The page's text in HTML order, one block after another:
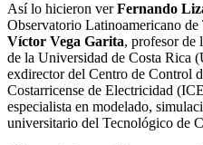
Así lo hicieron verFernando
Observatorio Latinoamericano
Víctor Vega Garita, profesor de
de la Universidad de Costa Rica
exdirector del Centro de Control
Costarricense de Electricidad
especialista en modelado,
universitario del Tecnológico de